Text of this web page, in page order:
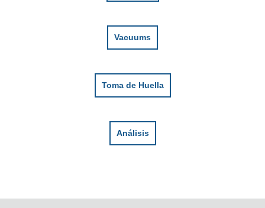
Vacuums
Toma de Huella
Análisis